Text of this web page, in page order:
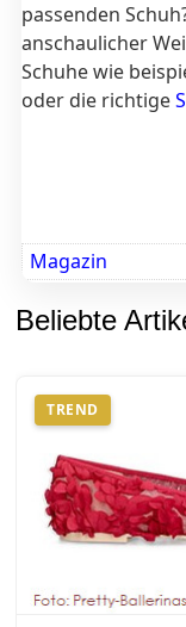
passenden
anschaulicher
Schuhe wie
oder die richtige
Magazin
Beliebte
TREND